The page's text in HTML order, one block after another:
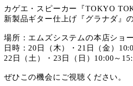
カゲエ・スピーカー『TOKYO
新製品ギター仕上げ『グラナダ』
場所：エムズシステムの本店ショ
日時：20日（木）・21日（金）
22日（土）・23日（日）10:00～
ぜひこの機会にご視聴ください。